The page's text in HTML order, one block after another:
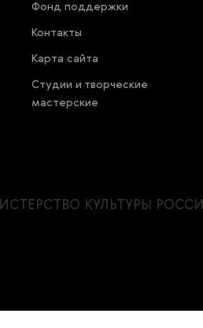
Фонд поддержки
Контакты
Карта cайта
Студии и творческие
мастерские